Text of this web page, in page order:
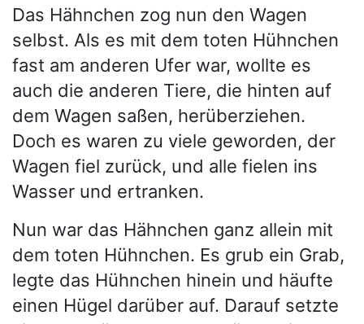
Das Hähnchen zog nun den Wagen
selbst. Als es mit dem toten Hühnchen
fast am anderen Ufer war, wollte es
auch die anderen Tiere, die hinten auf
dem Wagen saßen, herüberziehen.
Doch es waren zu viele geworden, der
Wagen fiel zurück, und alle fielen ins
Wasser und ertranken.
Nun war das Hähnchen ganz allein mit
dem toten Hühnchen. Es grub ein Grab,
legte das Hühnchen hinein und häufte
einen Hügel darüber auf. Darauf setzte